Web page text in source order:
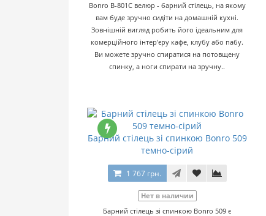
Bonro B-801C велюр - барний стілець, на якому
вам буде зручно сидіти на домашній кухні.
Зовнішній вигляд робить його ідеальним для
комерційного інтер'єру кафе, клубу або пабу.
Ви можете зручно спиратися на потовщену
спинку, а ноги спирати на зручну..
Барний стілець зі спинкою Bonro 509
темно-сірий
1 767 грн.
Нет в наличии
Барний стілець зі спинкою Bonro 509 є